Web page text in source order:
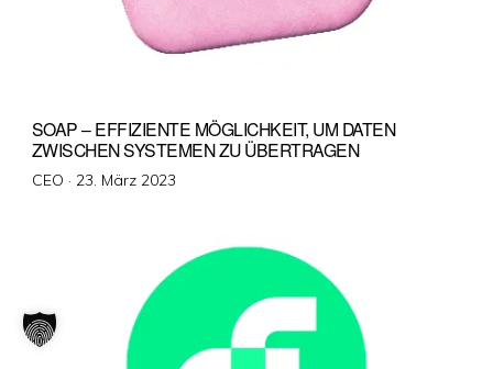
SOAP – EFFIZIENTE MÖGLICHKEIT, UM DATEN
ZWISCHEN SYSTEMEN ZU ÜBERTRAGEN
CEO · Veröffentlicht
23. März 2023